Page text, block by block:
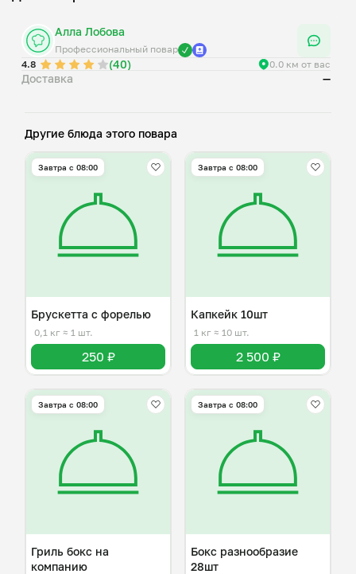
Алла Лобова
Профессиональный повар
4.8
(40) 0.0 км от вас
Доставка —
Другие блюда этого повара
Завтра c 08:00
Брускетта с форелью
0,1 кг ≈ 1 шт.
250 ₽
Завтра c 08:00
Капкейк 10шт
1 кг ≈ 10 шт.
2 500 ₽
Завтра c 08:00
Гриль бокс на
компанию
Завтра c 08:00
Бокс разнообразие
28шт